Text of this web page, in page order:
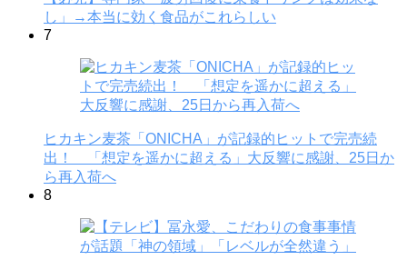
し」→本当に効く食品がこれらしい
7
ヒカキン麦茶「ONICHA」が記録的ヒットで完売続
出！ 「想定を遥かに超える」大反響に感謝、25日か
ら再入荷へ
8